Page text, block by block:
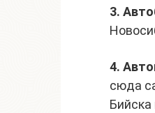
3.
4.
сюда